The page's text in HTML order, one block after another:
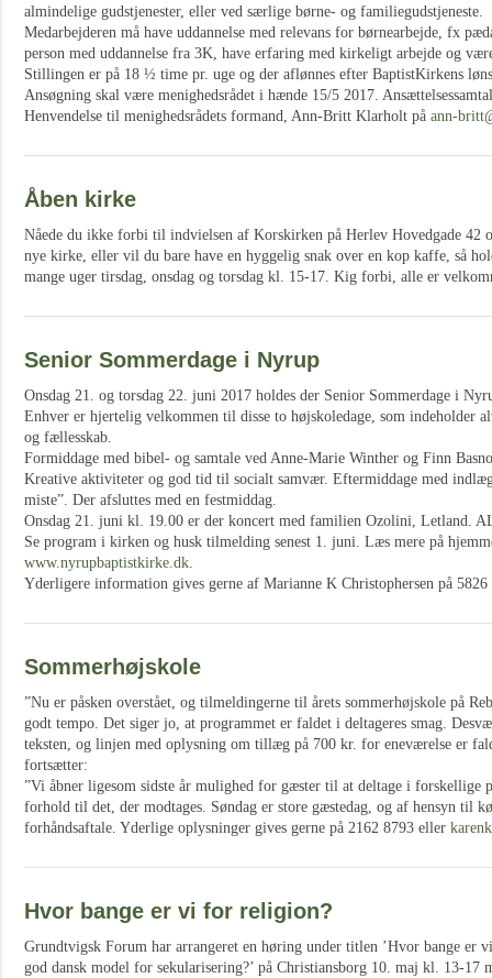
almindelige gudstjenester, eller ved særlige børne- og familiegudstjeneste.
Medarbejderen må have uddannelse med relevans for børnearbejde, fx
person med uddannelse fra 3K, have erfaring med kirkeligt arbejde og
Stillingen er på 18 ½ time pr. uge og der aflønnes efter BaptistKirkens
Ansøgning skal være menighedsrådet i hænde 15/5 2017.
Henvendelse til menighedsrådets formand, Ann-Britt Klarholt på ann-
Åben kirke
Nåede du ikke forbi til indvielsen af Korskirken på Herlev Hovedgade 42
nye kirke, eller vil du bare have en hyggelig snak over en kop kaffe, så
mange uger tirsdag, onsdag og torsdag kl. 15-17. Kig forbi, alle er
Senior Sommerdage i Nyrup
Onsdag 21. og torsdag 22. juni 2017 holdes der Senior Sommerdage i
Enhver er hjertelig velkommen til disse to højskoledage, som indeholder
og fællesskab.
Formiddage med bibel- og samtale ved Anne-Marie Winther og Finn
Kreative aktiviteter og god tid til socialt samvær. Eftermiddage med
miste”. Der afsluttes med en festmiddag.
Onsdag 21. juni kl. 19.00 er der koncert med familien Ozolini, Letland.
Se program i kirken og husk tilmelding senest 1. juni. Læs mere på
www.nyrupbaptistkirke.dk.
Yderligere information gives gerne af Marianne K Christophersen på 5826
Sommerhøjskole
”Nu er påsken overstået, og tilmeldingerne til årets sommerhøjskole på
godt tempo. Det siger jo, at programmet er faldet i deltageres smag.
teksten, og linjen med oplysning om tillæg på 700 kr. for eneværelse er
fortsætter:
”Vi åbner ligesom sidste år mulighed for gæster til at deltage i forskellige
forhold til det, der modtages. Søndag er store gæstedag, og af hensyn til
forhåndsaftale. Yderlige oplysninger gives gerne på 2162 8793 eller
Hvor bange er vi for religion?
Grundtvigsk Forum har arrangeret en høring under titlen ’Hvor bange er
god dansk model for sekularisering?’ på Christiansborg 10. maj kl. 13-17